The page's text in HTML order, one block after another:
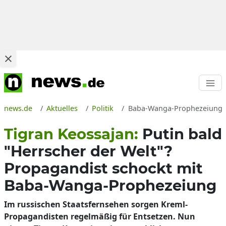
news.de Aktuelles Politik Baba-Wanga-
Tigran Keossajan: Putin bald
"Herrscher der Welt"?
Propagandist schockt mit
Baba-Wanga-Prophezeiung
Im russischen Staatsfernsehen sorgen Kreml-
Propagandisten regelmäßig für Entsetzen. Nun